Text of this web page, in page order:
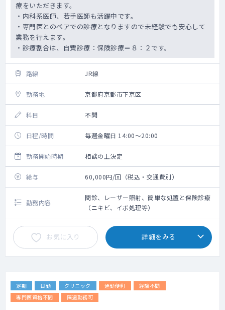
療をいただきます。
・内科系医師、若手医師も活躍中です。
・専門医とのペアでの診療となりますので未経験でも安心して
業務を行えます。
・診療割合は、自費診療：保険診療＝８：２です。
路線 JR線
勤務地 京都府京都市下京区
科目 不問
日程/時間 毎週金曜日 14:00～20:00
勤務開始時期 相談の上決定
給与 60,000円/回（税込・交通費別）
勤務内容
問診、レーザー照射、簡単な処置と保険診療
（ニキビ、イボ処理等）
お気に入り 詳細をみる
定期 日勤 クリニック 通勤便利
経験不問
専門医資格不問
隔週勤務可